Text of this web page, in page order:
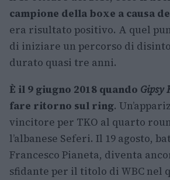
campione della boxe a causa
era risultato positivo. A quel
di iniziare un percorso di
durato quasi tre anni.
È il 9 giugno 2018 quando Gipsy
fare ritorno sul ring.
vincitore per TKO al quarto
l’albanese Seferi. Il 19 agosto,
Francesco Pianeta, diventa
sfidante per il titolo di WBC nel